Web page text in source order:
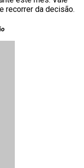
recorrer da decisão.